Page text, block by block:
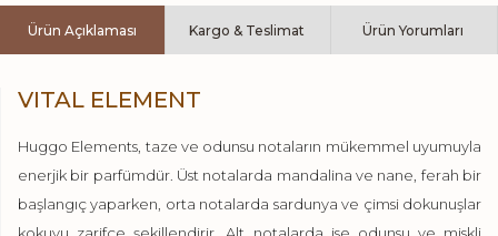
Ürün Açıklaması Kargo & Teslimat Ürün Yorumları
VITAL ELEMENT
Huggo Elements, taze ve odunsu notaların mükemmel uyumuyla
enerjik bir parfümdür. Üst notalarda mandalina ve nane, ferah bir
başlangıç yaparken, orta notalarda sardunya ve çimsi dokunuşlar
kokuyu zarifçe şekillendirir. Alt notalarda ise odunsu ve miskli